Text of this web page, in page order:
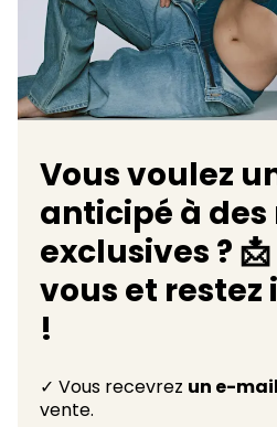
Vous voulez
anticipé à
exclusives ?
vous et
!
✓ Vous recevrez un e-mail
vente.